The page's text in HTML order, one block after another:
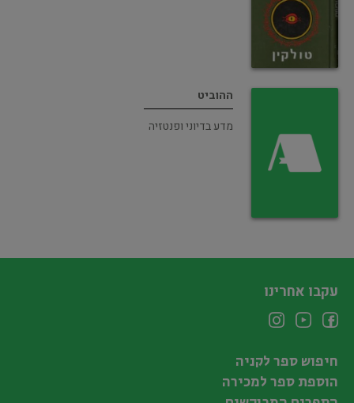
ההוביט
מדע בדיוני ופנטזיה
עקבו אחרינו
חיפוש ספר לקניה
הוספת ספר למכירה